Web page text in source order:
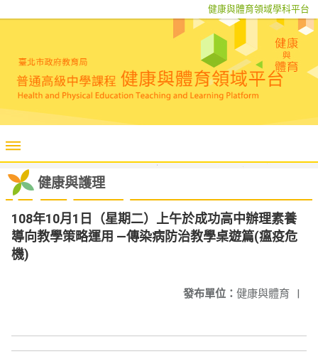
健康與體育領域學科平台
健康與護理
108年10月1日（星期二）上午於成功高中辦理素養
導向教學策略運用 —傳染病防治教學桌遊篇(瘟疫危
機)
發布單位： 健康與體育 |